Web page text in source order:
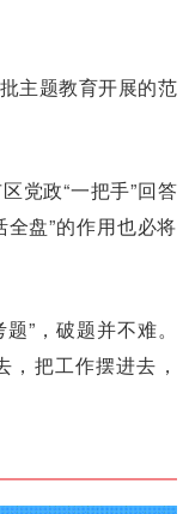
主题教育开展的范
党政“一把手”回答
全盘”的作用也必将
”，破题并不难。
把工作摆进去，